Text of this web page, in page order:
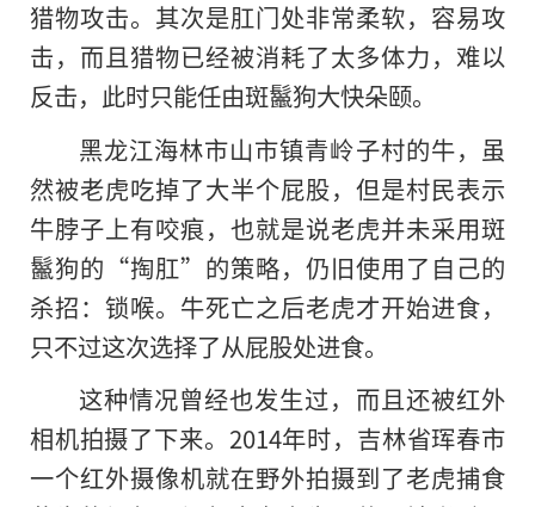
猎物攻击。其次是肛门处非常柔软，容易攻
击，而且猎物已经被消耗了太多体力，难以
反击，此时只能任由斑鬣狗大快朵颐。
黑龙江海林市山市镇青岭子村的牛，虽
然被老虎吃掉了大半个屁股，但是村民表示
牛脖子上有咬痕，也就是说老虎并未采用斑
鬣狗的“掏肛”的策略，仍旧使用了自己的
杀招：锁喉。牛死亡之后老虎才开始进食，
只不过这次选择了从屁股处进食。
这种情况曾经也发生过，而且还被红外
相机拍摄了下来。2014年时，吉林省珲春市
一个红外摄像机就在野外拍摄到了老虎捕食